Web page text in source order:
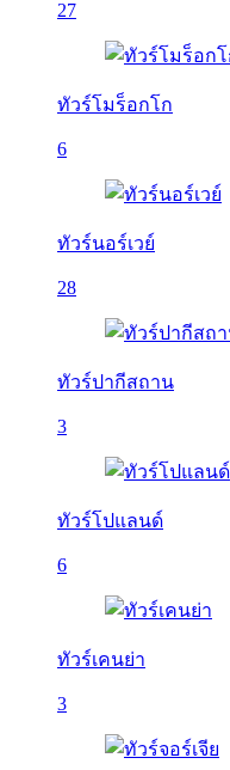
27
ทัวร์โมร็อกโก
6
ทัวร์นอร์เวย์
28
ทัวร์ปากีสถาน
3
ทัวร์โปแลนด์
6
ทัวร์เคนย่า
3